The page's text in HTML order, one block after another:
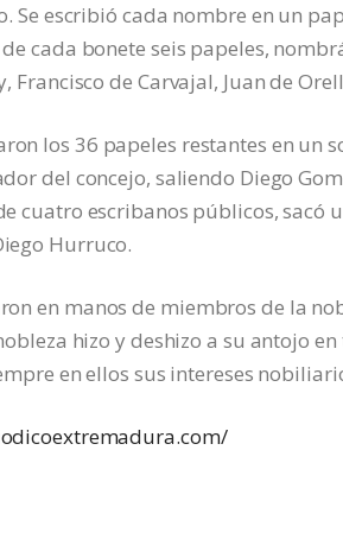
Se escribió cada nombre en un
cada bonete seis papeles,
Francisco de Carvajal, Juan de
los 36 papeles restantes en un
del concejo, saliendo Diego
cuatro escribanos públicos, sacó
Hurruco.
en manos de miembros de la
hizo y deshizo a su antojo
en ellos sus intereses